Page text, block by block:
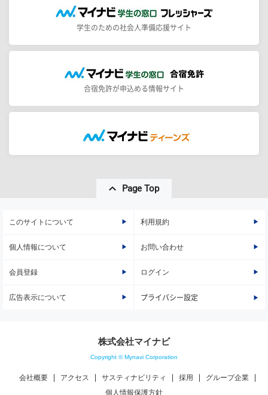
学生のための社会人準備応援サイト
合宿免許が申込める情報サイト
Page Top
このサイトについて 利用規約
個人情報について お問い合わせ
会員登録 ログイン
広告表示について プライバシー設定
株式会社マイナビ
Copyright © Mynavi Corporation
会社概要 アクセス サスティナビリティ 採用
グループ企業
個人情報保護方針